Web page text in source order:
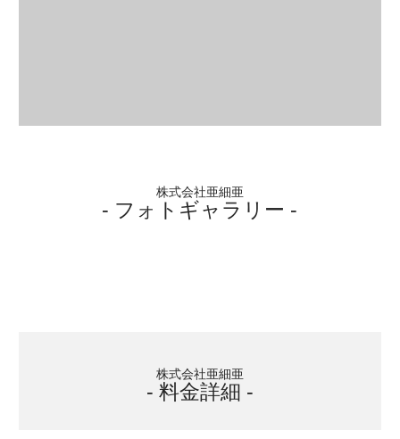
株式会社亜細亜
- フォトギャラリー -
株式会社亜細亜
- 料金詳細 -